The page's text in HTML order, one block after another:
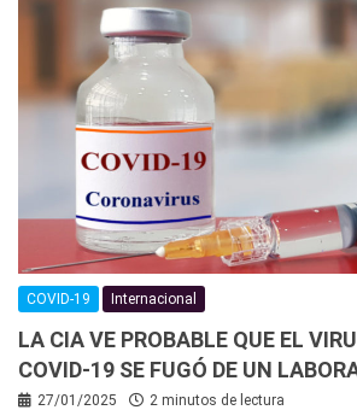
COVID-19 Internacional
LA CIA VE PROBABLE QUE EL
COVID-19 SE FUGÓ DE UN
27/01/2025 2 minutos de lectura